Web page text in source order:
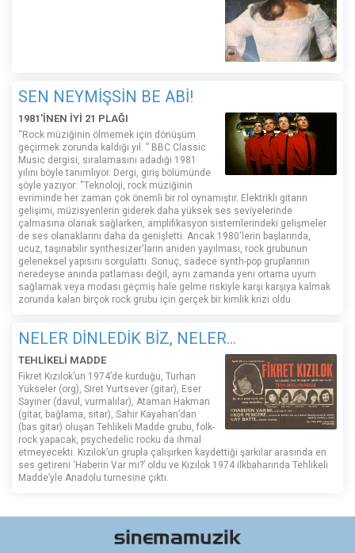
SEN NEYMİŞSİN BE ABİ!
1981'İNEN İYİ 21 PLAĞI
“Rock müziğinin ölmemek için dönüşüm
geçirmek zorunda kaldığı yıl. ” BBC Classic
Music dergisi, sıralamasını adadığı 1981
yılını böyle tanımlıyor. Dergi, giriş bölümünde
şöyle yazıyor: “Teknoloji, rock müziğinin
evriminde her zaman çok önemli bir rol oynamıştır. Elektrikli gitarın
gelişimi, müzisyenlerin giderek daha yüksek ses seviyelerinde
çalmasına olanak sağlarken, amplifikasyon sistemlerindeki gelişmeler
de ses olanaklarını daha da genişletti. Ancak 1980'lerin başlarında,
ucuz, taşınabilir synthesizer'ların aniden yayılması, rock grubunun
geleneksel yapısını sorgulattı. Sonuç, sadece synth-pop gruplarının
neredeyse anında patlaması değil, aynı zamanda yeni ortama uyum
sağlamak veya modası geçmiş hale gelme riskiyle karşı karşıya kalmak
zorunda kalan birçok rock grubu için gerçek bir kimlik krizi oldu.
NELER DİNLEDİK BİZ, NELER...
TEHLİKELİ MADDE
Fikret Kızılok’un 1974’de kurduğu, Turhan
Yükseler (org), Siret Yurtsever (gitar), Eser
Sayıner (davul, vurmalılar), Ataman Hakman
(gitar, bağlama, sitar), Sahir Kayahan’dan
(bas gitar) oluşan Tehlikeli Madde grubu, folk-
rock yapacak, psychedelic rocku da ihmal
etmeyecekti. Kızılok’un grupla çalışırken kaydettiği şarkılar arasında en
ses getireni ‘Haberin Var mı?’ oldu ve Kızılok 1974 ilkbaharında Tehlikeli
Madde’yle Anadolu turnesine çıktı.